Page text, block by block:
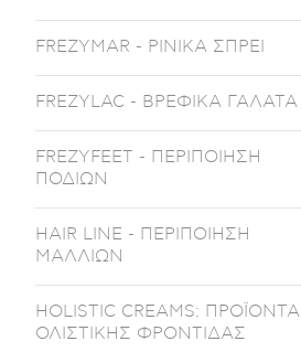
FREZYMAR - ΡΙΝΙΚΑ ΣΠΡΕΙ
FREZYLAC - ΒΡΕΦΙΚΑ ΓΑΛΑΤΑ
FREZYFEET - ΠΕΡΙΠΟΙΗΣΗ
ΠΟΔΙΩΝ
HAIR LINE - ΠΕΡΙΠΟΙΗΣΗ
ΜΑΛΛΙΩΝ
HOLISTIC CREAMS: ΠΡΟΪΟΝΤΑ
ΟΛΙΣΤΙΚΗΣ ΦΡΟΝΤΙΔΑΣ